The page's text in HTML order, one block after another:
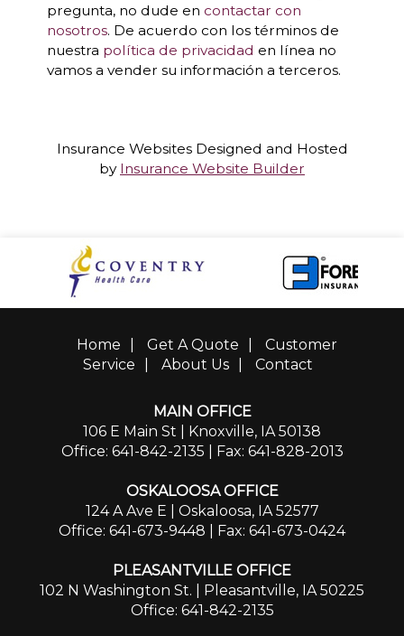
pregunta, no dude en contactar con
nosotros. De acuerdo con los términos de
nuestra política de privacidad en línea no
vamos a vender su información a terceros.
Insurance WebsitesDesigned and Hosted
by Insurance Website Builder
Home Get A Quote
Customer
Service
About Us Contact
MAIN OFFICE
106 E Main St | Knoxville, IA 50138
Office: 641-842-2135 | Fax: 641-828-2013
OSKALOOSA OFFICE
124 A Ave E | Oskaloosa, IA 52577
Office: 641-673-9448 | Fax: 641-673-0424
PLEASANTVILLE OFFICE
102 N Washington St. | Pleasantville, IA 50225
Office: 641-842-2135